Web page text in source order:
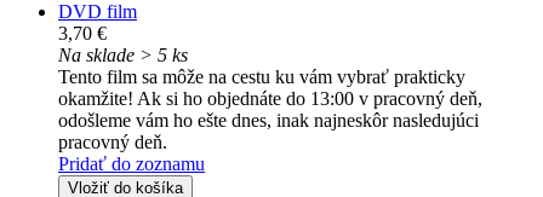
DVD film
3,70 €
Na sklade > 5 ks
Tento film sa môže na cestu ku vám vybrať prakticky
okamžite! Ak si ho objednáte do 13:00 v pracovný deň,
odošleme vám ho ešte dnes, inak najneskôr nasledujúci
pracovný deň.
Pridať do zoznamu
Vložiť do košíka